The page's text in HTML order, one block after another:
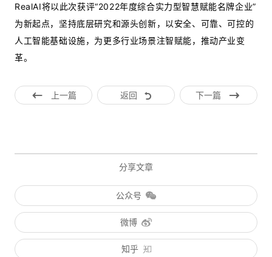
RealAI将以此次获评“2022年度综合实力型智慧赋能名牌企业”
为新起点，坚持底层研究和源头创新，以安全、可靠、可控的
人工智能基础设施，为更多行业场景注智赋能，推动产业变
革。
上一篇 返回 下一篇
分享文章
公众号
微博
知乎